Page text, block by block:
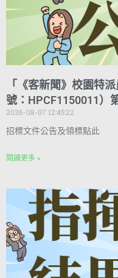
「《客新聞》校園特
號：HPCF1150011）
2026-08-07 12:45:22
招標文件公告及領標點此
閱讀更多 »